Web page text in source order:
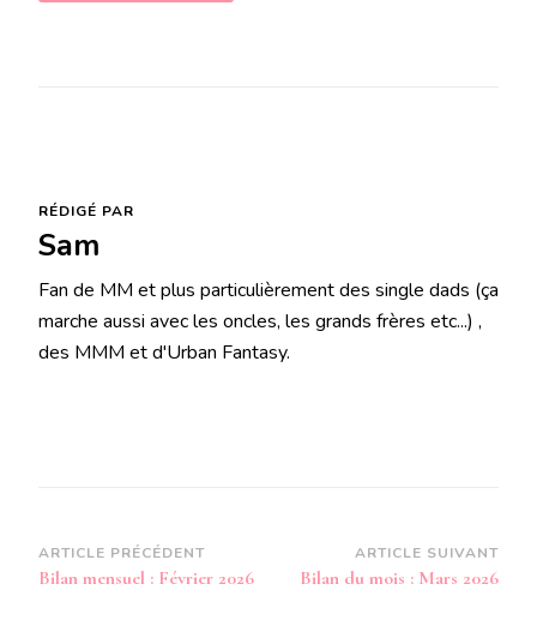
RÉDIGÉ PAR
Sam
Fan de MM et plus particulièrement des single dads (ça
marche aussi avec les oncles, les grands frères etc...) ,
des MMM et d'Urban Fantasy.
Navigation
d’article
ARTICLE PRÉCÉDENT
Bilan mensuel : Février 2026
ARTICLE SUIVANT
Bilan du mois : Mars 2026